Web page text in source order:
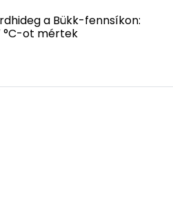
a Bükk-fennsíkon:
°C-ot mértek